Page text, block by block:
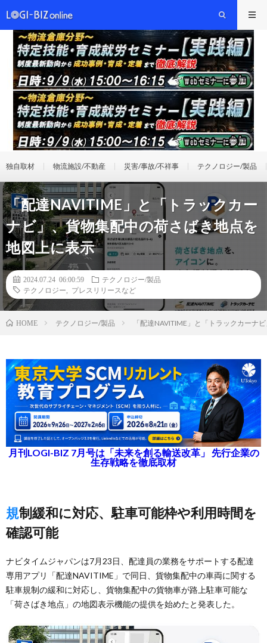
独自取材 物流施設/不動産 災害/事故/不祥事 テクノロジー/製品
「配達NAVITIME」と「トラックカー
ナビ」、貨物集配中の荷さばき地点を
地図上に表示
2024.07.24 06:00:59
テクノロジー/製品
テクノロジー
プレスリリースなど
HOME テクノロジー/製品 「配達NAVITIME」と「トラックカーナ
月刊LOGI-BIZ 7月号は「未来を創る輸送改革」 先行企業の
生存戦略を徹底取材
規制緩和に対応、駐車可能枠や利用時間を
確認可能
ナビタイムジャパンは7月23日、配達員の業務をサポートする配達
専用アプリ「配達NAVITIME」で同日、貨物集配中の車両に関する
駐車規制の緩和に対応し、貨物集配中の貨物車が路上駐車可能な
「荷さばき地点」の地図表示機能の提供を始めたと発表した。